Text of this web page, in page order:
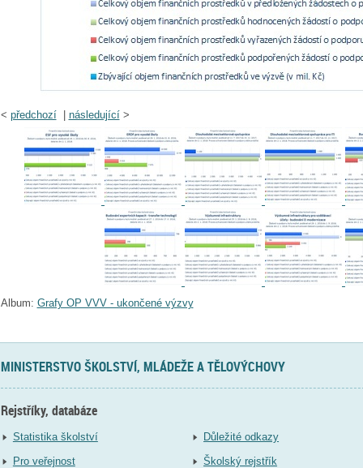
< předchozí| následující>
Album: Grafy OP VVV - ukončené výzvy
MINISTERSTVO ŠKOLSTVÍ, MLÁDEŽE A TĚLOVÝCHOVY
Rejstříky, databáze
Statistika školství
Pro veřejnost
Důležité odkazy
Školský rejstřík